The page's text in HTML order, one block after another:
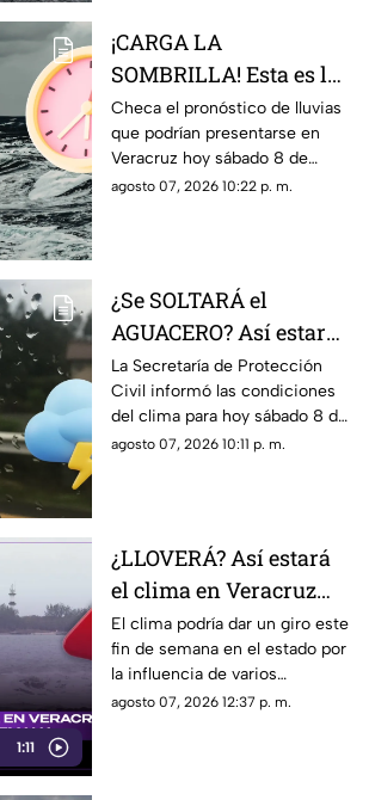
¡CARGA LA
SOMBRILLA! Esta es la
HORA EXACTA de las
lluvias en el estado de
Veracruz hoy 8 de
agosto de 2026
Checa el pronóstico de lluvias
que podrían presentarse en
Veracruz hoy sábado 8 de
agosto, así como la hora
agosto 07, 2026 10:22 p. m.
¿Se SOLTARÁ el
AGUACERO? Así estará
el clima en el estado de
Veracruz hoy 8 de
agosto de 2026
La Secretaría de Protección
Civil informó las condiciones
del clima para hoy sábado 8 de
agosto de 2026 en Veracruz;
diferentes municipios de la
entidad.
agosto 07, 2026 10:11 p. m.
1:11
¿LLOVERÁ? Así estará
el clima en Veracruz
este fin de semana
El clima podría dar un giro este
fin de semana en el estado por
la influencia de varios
sistemas meteorológicos. En
agosto 07, 2026 12:37 p. m.